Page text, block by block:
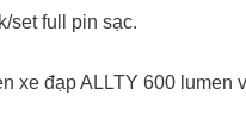
set full pin sạc.
xe đạp ALLTY 600 lumen